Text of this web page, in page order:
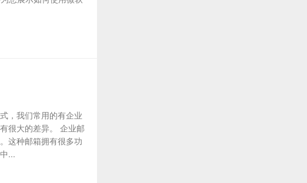
，我们常用的有企业
很大的差异。 企业邮
这种邮箱拥有很多功
...